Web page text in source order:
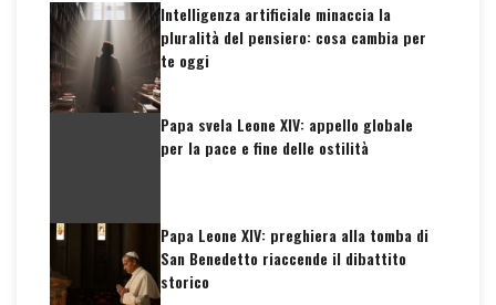
Intelligenza artificiale minaccia la
pluralità del pensiero: cosa cambia per
te oggi
Papa svela Leone XIV: appello globale
per la pace e fine delle ostilità
Papa Leone XIV: preghiera alla tomba di
San Benedetto riaccende il dibattito
storico